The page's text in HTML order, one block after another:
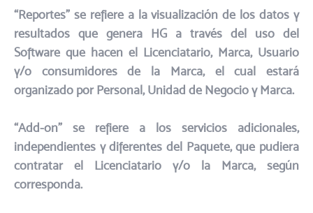
“Reportes” se refiere a la visualización de los datos y
resultados que genera HG a través del uso del
Software que hacen el Licenciatario, Marca, Usuario
y/o consumidores de la Marca, el cual estará
organizado por Personal, Unidad de Negocio y Marca.
“Add-on” se refiere a los servicios adicionales,
independientes y diferentes del Paquete, que pudiera
contratar el Licenciatario y/o la Marca, según
corresponda.​